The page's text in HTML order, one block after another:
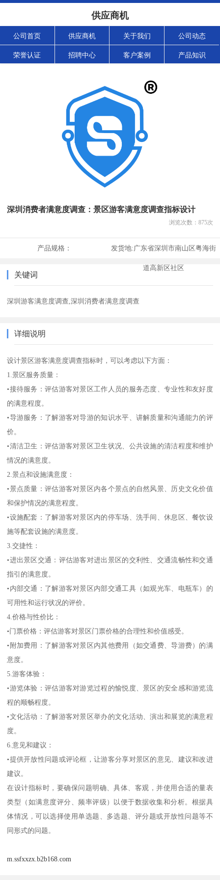
供应商机
公司首页 供应商机 关于我们 公司动态
荣誉认证 招聘中心 客户案例 产品知识
深圳消费者满意度调查：景区游客满意度调查指标设计
浏览次数： 875次
产品规格： 发货地:广东省深圳市南山区粤海街
道高新区社区
关键词
深圳游客满意度调查,深圳消费者满意度调查
详细说明
设计景区游客满意度调查指标时，可以考虑以下方面：
1.景区服务质量：
•接待服务：评估游客对景区工作人员的服务态度、专业性和友好度
的满意程度。
•导游服务：了解游客对导游的知识水平、讲解质量和沟通能力的评
价。
•清洁卫生：评估游客对景区卫生状况、公共设施的清洁程度和维护
情况的满意度。
2.景点和设施满意度：
•景点质量：评估游客对景区内各个景点的自然风景、历史文化价值
和保护情况的满意程度。
•设施配套：了解游客对景区内的停车场、洗手间、休息区、餐饮设
施等配套设施的满意度。
3.交捷性：
•进出景区交通：评估游客对进出景区的交利性、交通流畅性和交通
指引的满意度。
•内部交通：了解游客对景区内部交通工具（如观光车、电瓶车）的
可用性和运行状况的评价。
4.价格与性价比：
•门票价格：评估游客对景区门票价格的合理性和价值感受。
•附加费用：了解游客对景区内其他费用（如交通费、导游费）的满
意度。
5.游客体验：
•游览体验：评估游客对游览过程的愉悦度、景区的安全感和游览流
程的顺畅程度。
•文化活动：了解游客对景区举办的文化活动、演出和展览的满意程
度。
6.意见和建议：
•提供开放性问题或评论框，让游客分享对景区的意见、建议和改进
建议。
在设计指标时，要确保问题明确、具体、客观，并使用合适的量表
类型（如满意度评分、频率评级）以便于数据收集和分析。根据具
体情况，可以选择使用单选题、多选题、评分题或开放性问题等不
同形式的问题。
m.ssfxxzx.b2b168.com